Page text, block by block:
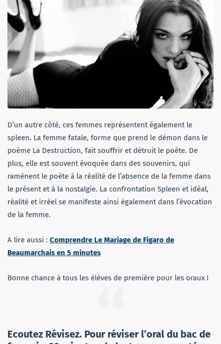
D’un autre côté, ces femmes représentent également le
spleen. La femme fatale, forme que prend le démon dans le
poème La Destruction, fait souffrir et détruit le poète. De
plus, elle est souvent évoquée dans des souvenirs, qui
ramènent le poète à la réalité de l’absence de la femme dans
le présent et à la nostalgie. La confrontation Spleen et idéal,
réalité et irréel se manifeste ainsi également dans l’évocation
de la femme.
A lire aussi : Comprendre Le Mariage de Figaro de
Beaumarchais en 5 minutes
Bonne chance à tous les élèves de première pour les oraux !
Ecoutez Révisez. Pour réviser l’oral du bac de